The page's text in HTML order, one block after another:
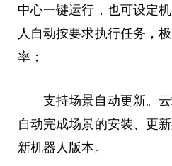
中心一键运行，也可设定
人自动按要求执行任务，
率；
支持场景自动更新。
自动完成场景的安装、更
新机器人版本。